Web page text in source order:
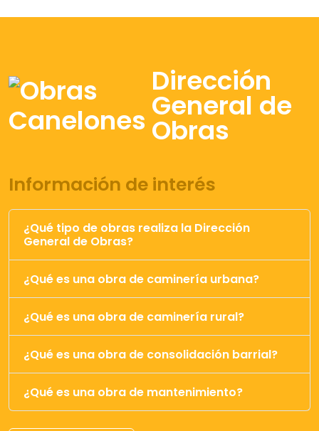
Dirección
General de
Obras
Información de interés
¿Qué tipo de obras realiza la Dirección
General de Obras?
¿Qué es una obra de caminería urbana?
¿Qué es una obra de caminería rural?
¿Qué es una obra de consolidación barrial?
¿Qué es una obra de mantenimiento?